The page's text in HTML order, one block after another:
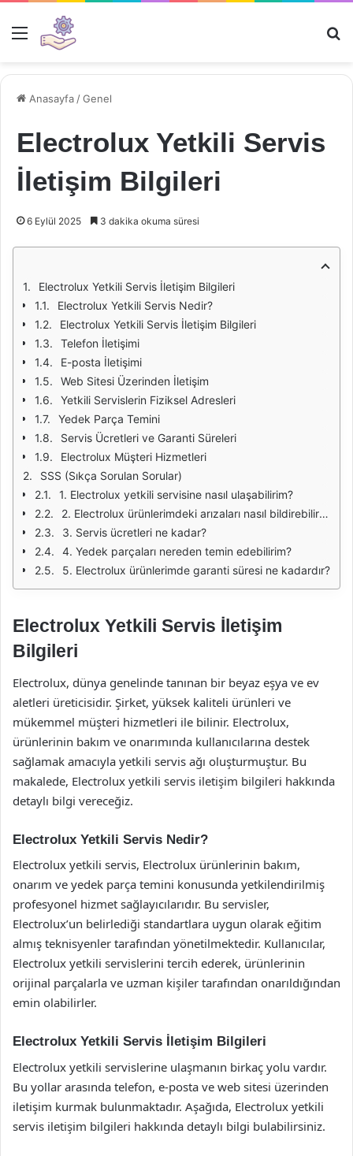
Menü
Anasayfa /Genel
Electrolux Yetkili Servis
İletişim Bilgileri
6 Eylül 2025 3 dakika okuma süresi
Electrolux Yetkili Servis İletişim Bilgileri
Electrolux Yetkili Servis Nedir?
Electrolux Yetkili Servis İletişim Bilgileri
Telefon İletişimi
E-posta İletişimi
Web Sitesi Üzerinden İletişim
Yetkili Servislerin Fiziksel Adresleri
Yedek Parça Temini
Servis Ücretleri ve Garanti Süreleri
Electrolux Müşteri Hizmetleri
SSS (Sıkça Sorulan Sorular)
1. Electrolux yetkili servisine nasıl ulaşabilirim?
2. Electrolux ürünlerimdeki arızaları nasıl bildirebilirim?
3. Servis ücretleri ne kadar?
4. Yedek parçaları nereden temin edebilirim?
5. Electrolux ürünlerimde garanti süresi ne kadardır?
Electrolux Yetkili Servis İletişim
Bilgileri
Electrolux, dünya genelinde tanınan bir beyaz eşya ve ev
aletleri üreticisidir. Şirket, yüksek kaliteli ürünleri ve
mükemmel müşteri hizmetleri ile bilinir. Electrolux,
ürünlerinin bakım ve onarımında kullanıcılarına destek
sağlamak amacıyla yetkili servis ağı oluşturmuştur. Bu
makalede, Electrolux yetkili servis iletişim bilgileri hakkında
detaylı bilgi vereceğiz.
Electrolux Yetkili Servis Nedir?
Electrolux yetkili servis, Electrolux ürünlerinin bakım,
onarım ve yedek parça temini konusunda yetkilendirilmiş
profesyonel hizmet sağlayıcılarıdır. Bu servisler,
Electrolux’un belirlediği standartlara uygun olarak eğitim
almış teknisyenler tarafından yönetilmektedir. Kullanıcılar,
Electrolux yetkili servislerini tercih ederek, ürünlerinin
orijinal parçalarla ve uzman kişiler tarafından onarıldığından
emin olabilirler.
Electrolux Yetkili Servis İletişim Bilgileri
Electrolux yetkili servislerine ulaşmanın birkaç yolu vardır.
Bu yollar arasında telefon, e-posta ve web sitesi üzerinden
iletişim kurmak bulunmaktadır. Aşağıda, Electrolux yetkili
servis iletişim bilgileri hakkında detaylı bilgi bulabilirsiniz.